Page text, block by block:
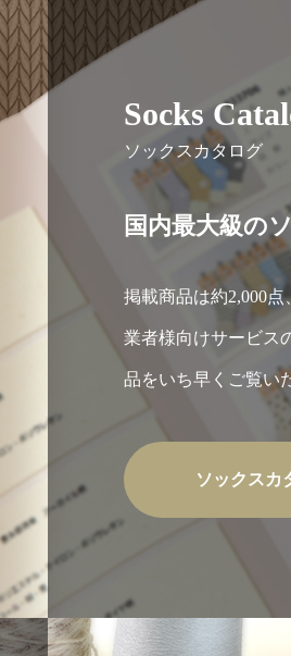
Socks
ソックスカタログ
国内最大級の
掲載商品は約2,000
業者様向けサービス
品をいち早くご覧い
ソックスカ